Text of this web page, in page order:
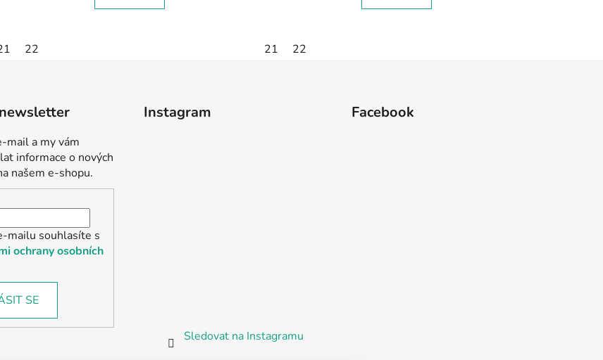
22 21 22
mail a my vám
informace o nových
našem e-shopu.
mailu souhlasíte s
ochrany osobních
SE
Instagram
Sledovat na Instagramu
Facebook